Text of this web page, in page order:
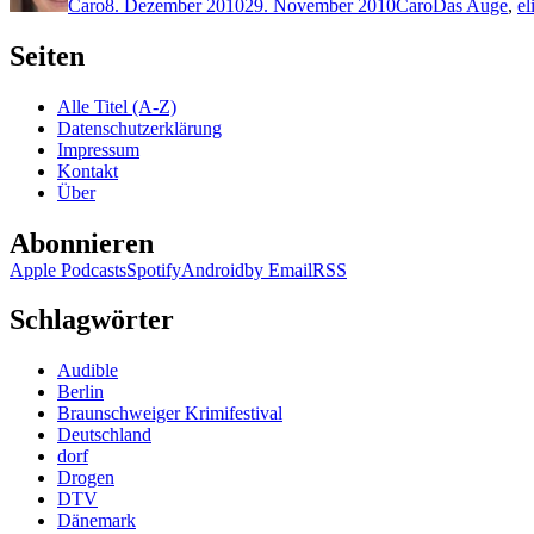
Caro8. Dezember 201029. November 2010CaroDas Auge,
Seiten
Alle Titel (A-Z)
Datenschutzerklärung
Impressum
Kontakt
Über
Abonnieren
Apple PodcastsSpotifyAndroidby EmailRSS
Schlagwörter
Audible
Berlin
Braunschweiger Krimifestival
Deutschland
dorf
Drogen
DTV
Dänemark